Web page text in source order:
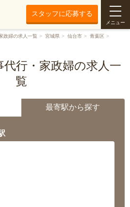
スタッフに応募する
メニュー
政婦の求人一覧 宮城県 仙台市
青葉区
行・家政婦の求人一
覧
最寄駅から探す